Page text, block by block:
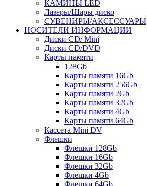
КАМИНЫ LED
Лазеры/Шары диско
СУВЕНИРЫ/АКСЕССУАРЫ
НОСИТЕЛИ ИНФОРМАЦИИ
Диски CD/ Mini
Диски CD/DVD
Карты памяти
128Gb
Карты памяти 16Gb
Карты памяти 256Gb
Карты памяти 2Gb
Карты памяти 32Gb
Карты памяти 4Gb
Карты памяти 64Gb
Кассета Mini DV
Флешки
Флешки 128Gb
Флешки 16Gb
Флешки 32Gb
Флешки 4Gb
Флешки 64Gb